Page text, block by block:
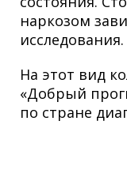
наркозом
исследования.
На этот вид
«Добрый
по стране